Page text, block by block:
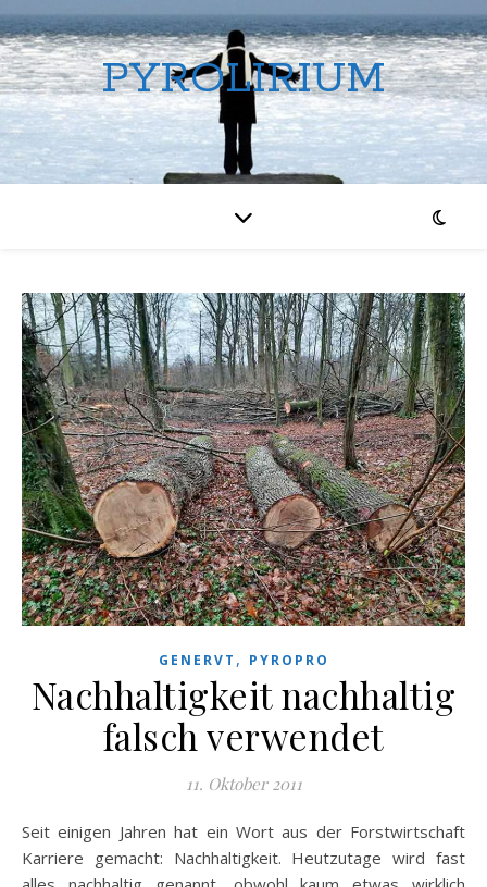
PYROLIRIUM
GENERVT , PYROPRO
Nachhaltigkeit nachhaltig
falsch verwendet
11. Oktober 2011
Seit einigen Jahren hat ein Wort aus der Forstwirtschaft
Karriere gemacht: Nachhaltigkeit. Heutzutage wird fast